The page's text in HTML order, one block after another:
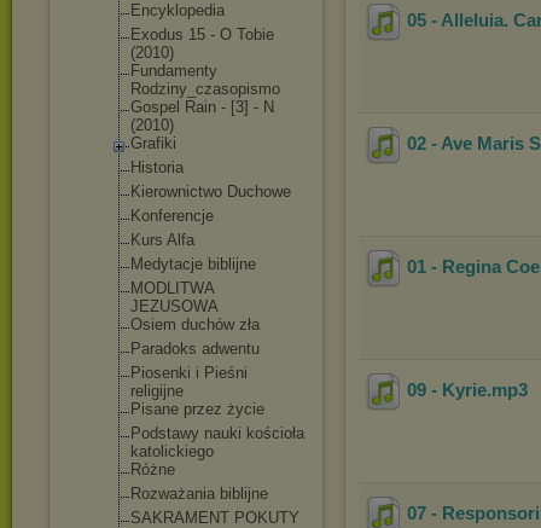
Encyklopedia
Exodus 15 - O Tobie
(2010)
Fundamenty
Rodziny_czasopismo
Gospel Rain - [3] - N
(2010)
Grafiki
Historia
Kierownictwo Duchowe
Konferencje
Kurs Alfa
Medytacje biblijne
MODLITWA
JEZUSOWA
Osiem duchów zła
Paradoks adwentu
Piosenki i Pieśni
religijne
Pisane przez życie
Podstawy nauki kościoła
katolickiego
Różne
Rozważania biblijne
SAKRAMENT POKUTY
05 - Alleluia.
02 - Ave Maris
01 - Regina
09 - Kyrie.mp3
07 -